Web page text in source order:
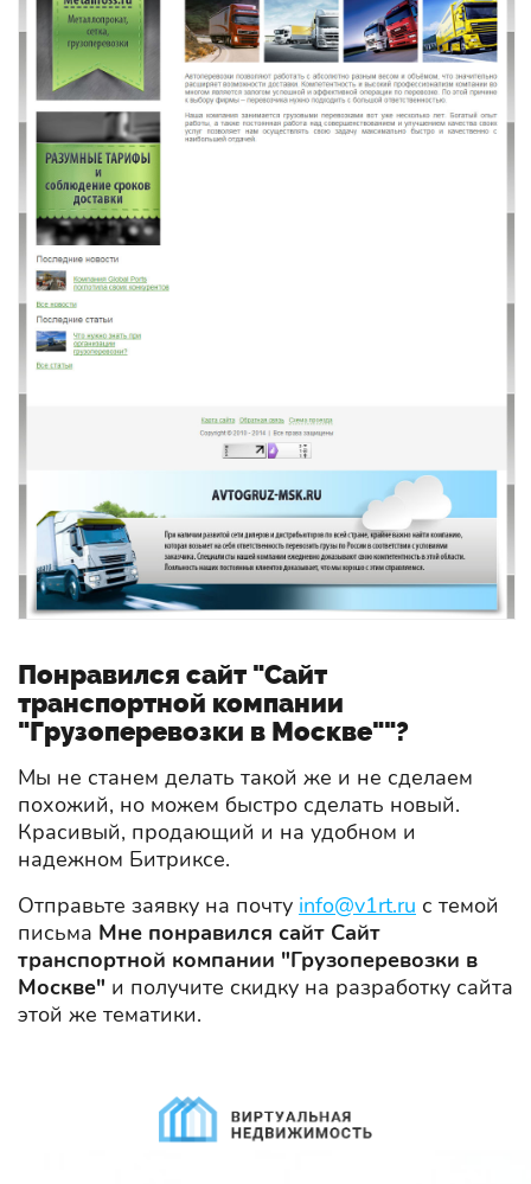
Понравился сайт "Сайт
транспортной компании
"Грузоперевозки в Москве""?
Мы не станем делать такой же и не сделаем
похожий, но можем быстро сделать новый.
Красивый, продающий и на удобном и
надежном Битриксе.
Отправьте заявку на почту info@v1rt.ru с темой
письма Мне понравился сайт Сайт
транспортной компании "Грузоперевозки в
Москве" и получите скидку на разработку сайта
этой же тематики.